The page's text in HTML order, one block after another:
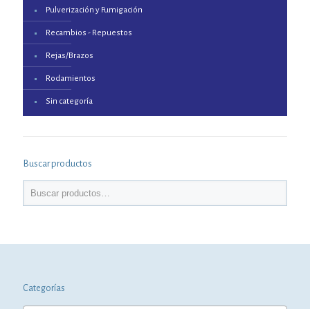
Pulverización y Fumigación
Recambios - Repuestos
Rejas/Brazos
Rodamientos
Sin categoría
Buscar productos
Categorías